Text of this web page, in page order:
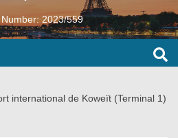
2023/559
international de Koweït (Terminal 1)